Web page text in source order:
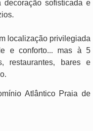
decoração sofisticada e
localização privilegiada
e conforto... mas à 5
restaurantes, bares e
Atlântico Praia de